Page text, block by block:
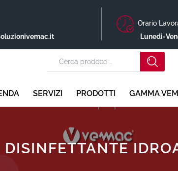
Orario
Lunedì-
SERVIZI PRODOTTI GAMMA